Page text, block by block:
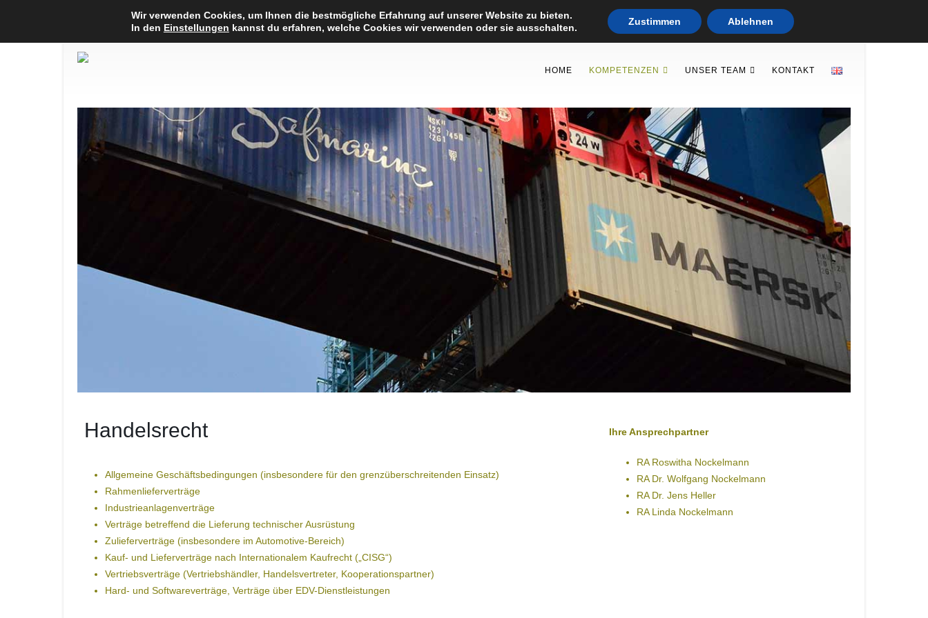
HOME KOMPETENZEN UNSER TEAM KONTAKT
Handelsrecht
Allgemeine Geschäftsbedingungen (insbesondere für den grenzüberschreitenden Einsatz)
Rahmenlieferverträge
Industrieanlagenverträge
Verträge betreffend die Lieferung technischer Ausrüstung
Zulieferverträge (insbesondere im Automotive-Bereich)
Kauf- und Lieferverträge nach Internationalem Kaufrecht („CISG“)
Vertriebsverträge (Vertriebshändler, Handelsvertreter, Kooperationspartner)
Hard- und Softwareverträge, Verträge über EDV-Dienstleistungen
Ihre Ansprechpartner
RA Roswitha Nockelmann
RA Dr. Wolfgang Nockelmann
RA Dr. Jens Heller
RA Linda Nockelmann
Wir verwenden Cookies, um Ihnen die bestmögliche Erfahrung auf unserer Website zu bieten.
In den Einstellungen kannst du erfahren, welche Cookies wir verwenden oder sie ausschalten.
Zustimmen Ablehnen